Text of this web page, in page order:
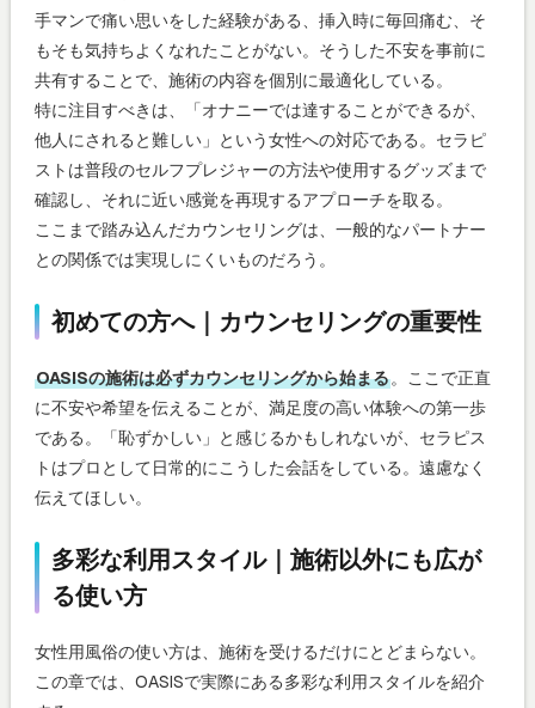
手マンで痛い思いをした経験がある、挿入時に毎回痛む、そ
もそも気持ちよくなれたことがない。そうした不安を事前に
共有することで、施術の内容を個別に最適化している。
特に注目すべきは、「オナニーでは達することができるが、
他人にされると難しい」という女性への対応である。セラピ
ストは普段のセルフプレジャーの方法や使用するグッズまで
確認し、それに近い感覚を再現するアプローチを取る。
ここまで踏み込んだカウンセリングは、一般的なパートナー
との関係では実現しにくいものだろう。
初めての方へ｜カウンセリングの重要性
OASISの施術は必ずカウンセリングから始まる。ここで正直
に不安や希望を伝えることが、満足度の高い体験への第一歩
である。「恥ずかしい」と感じるかもしれないが、セラピス
トはプロとして日常的にこうした会話をしている。遠慮なく
伝えてほしい。
多彩な利用スタイル｜施術以外にも広が
る使い方
女性用風俗の使い方は、施術を受けるだけにとどまらない。
この章では、OASISで実際にある多彩な利用スタイルを紹介